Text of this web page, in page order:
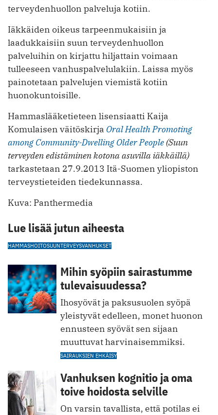
terveydenhuollon palveluja kotiin.
Iäkkäiden oikeus tarpeenmukaisiin ja
laadukkaisiin suun terveydenhuollon
palveluihin on kirjattu hiljattain voimaan
tulleeseen vanhuspalvelulakiin. Laissa myös
painotetaan palvelujen viemistä kotiin
huonokuntoisille.
Hammaslääketieteen lisensiaatti Kaija
Komulaisen väitöskirja Oral Health Promoting
among Community-Dwelling Older People (Suun
terveyden edistäminen kotona asuvilla iäkkäillä)
tarkastetaan 27.9.2013 Itä-Suomen yliopiston
terveystieteiden tiedekunnassa.
Kuva: Panthermedia
Lue lisää jutun aiheesta
HAMMASHOITOSUUNTERVEYSVANHUKSET
Mihin syöpiin sairastumme
tulevaisuudessa?
Ihosyövät ja paksusuolen syöpä
yleistyvät edelleen, monet huonon
ennusteen syövät sen sijaan
muuttuvat harvinaisemmiksi.
SAIRAUKSIEN EHKÄISY
Vanhuksen kognitio ja oma
toive hoidosta selville
On varsin tavallista, että potilas ei